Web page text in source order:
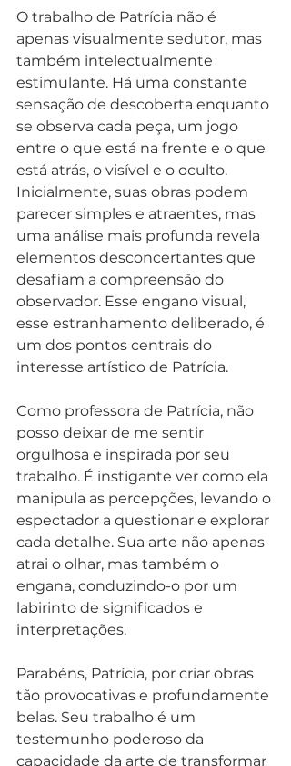
O trabalho de Patrícia não é
apenas visualmente sedutor, mas
também intelectualmente
estimulante. Há uma constante
sensação de descoberta enquanto
se observa cada peça, um jogo
entre o que está na frente e o que
está atrás, o visível e o oculto.
Inicialmente, suas obras podem
parecer simples e atraentes, mas
uma análise mais profunda revela
elementos desconcertantes que
desafiam a compreensão do
observador. Esse engano visual,
esse estranhamento deliberado, é
um dos pontos centrais do
interesse artístico de Patrícia.
Como professora de Patrícia, não
posso deixar de me sentir
orgulhosa e inspirada por seu
trabalho. É instigante ver como ela
manipula as percepções, levando o
espectador a questionar e explorar
cada detalhe. Sua arte não apenas
atrai o olhar, mas também o
engana, conduzindo-o por um
labirinto de significados e
interpretações.
Parabéns, Patrícia, por criar obras
tão provocativas e profundamente
belas. Seu trabalho é um
testemunho poderoso da
capacidade da arte de transformar